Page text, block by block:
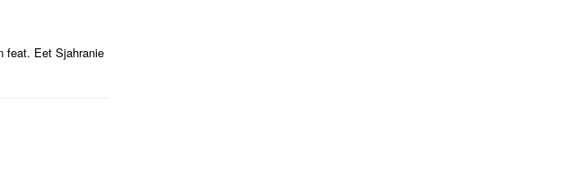
feat. Eet Sjahranie